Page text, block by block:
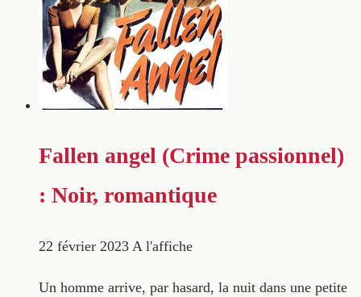
Fallen angel (Crime passionnel)
: Noir, romantique
22 février 2023 A l'affiche
Un homme arrive, par hasard, la nuit dans une petite